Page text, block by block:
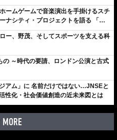
ームゲームで音楽演出を手掛けるスチ
ナシティ・プロジェクトを語る 「楽
は、ずっと成長曲線だから」
ー、野茂、そしてスポーツを支える科
の ～時代の要請、ロンドン公演と古式
アム」に 名前だけではない…JNSEと
性化・社会価値創造の近未来図とは